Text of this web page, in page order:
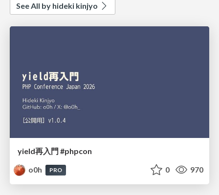
See All by hideki kinjyo
yield再入門 #phpcon
o0h
PRO 0 970